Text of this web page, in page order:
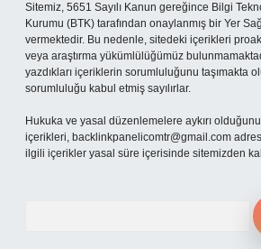
Sitemiz, 5651 Sayılı Kanun gereğince Bilgi
Kurumu (BTK) tarafından onaylanmış bir Yer
vermektedir. Bu nedenle, sitedeki içerikleri
veya araştırma yükümlülüğümüz
yazdıkları içeriklerin sorumluluğunu taşımakta
sorumluluğu kabul etmiş sayılırlar.
Hukuka ve yasal düzenlemelere aykırı
içerikleri, backlinkpanelicomtr@gmail.com
ilgili içerikler yasal süre içerisinde sitemizden